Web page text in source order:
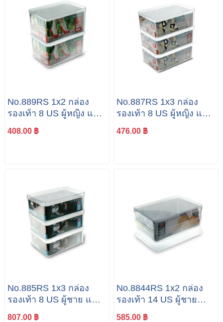
No.889RS 1x2 กล่อง
รองเท้า 8 US ผู้หญิง แพค
408.00 ฿
No.887RS 1x3 กล่อง
รองเท้า 8 US ผู้หญิง แพค
476.00 ฿
No.885RS 1x3 กล่อง
รองเท้า 8 US ผู้ชาย แพค
807.00 ฿
No.8844RS 1x2 กล่อง
รองเท้า 14 US ผู้ชาย
585.00 ฿